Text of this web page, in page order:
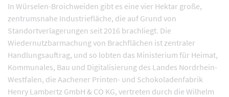
In Würselen-Broichweiden gibt es eine vier Hektar große,
zentrumsnahe Industriefläche, die auf Grund von
Standortverlagerungen seit 2016 brachliegt. Die
Wiedernutzbarmachung von Brachflächen ist zentraler
Handlungsauftrag, und so lobten das Ministerium für Heimat,
Kommunales, Bau und Digitalisierung des Landes Nordrhein-
Westfalen, die Aachener Printen- und Schokoladenfabrik
Henry Lambertz GmbH & CO KG, vertreten durch die Wilhelm